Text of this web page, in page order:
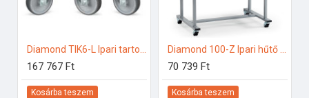
167 767 Ft
Kosárba teszem
70 739 Ft
Kosárba teszem